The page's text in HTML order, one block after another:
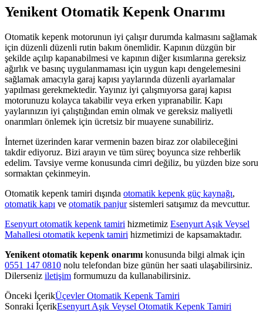
Yenikent Otomatik Kepenk Onarımı
Otomatik kepenk motorunun iyi çalışır durumda kalmasını sağlamak
için düzenli düzenli rutin bakım önemlidir. Kapının düzgün bir
şekilde açılıp kapanabilmesi ve kapının diğer kısımlarına gereksiz
ağırlık ve basınç uygulanmaması için uygun kapı dengelemesini
sağlamak amacıyla garaj kapısı yaylarında düzenli ayarlamalar
yapılması gerekmektedir. Yayınız iyi çalışmıyorsa garaj kapısı
motorunuzu kolayca takabilir veya erken yıpranabilir. Kapı
yaylarınızın iyi çalıştığından emin olmak ve gereksiz maliyetli
onarımları önlemek için ücretsiz bir muayene sunabiliriz.
İnternet üzerinden karar vermenin bazen biraz zor olabileceğini
takdir ediyoruz. Bizi arayın ve tüm süreç boyunca size rehberlik
edelim. Tavsiye verme konusunda cimri değiliz, bu yüzden bize soru
sormaktan çekinmeyin.
Otomatik kepenk tamiri dışında otomatik kepenk güç kaynağı,
otomatik kapı ve otomatik panjursistemleri satışımız da mevcuttur.
Esenyurt otomatik kepenk tamiri hizmetimiz Esenyurt Aşık Veysel
Mahallesi otomatik kepenk tamiri hizmetimizi de kapsamaktadır.
Yenikent otomatik kepenk onarımı konusunda bilgi almak için
0551 147 0810 nolu telefondan bize günün her saati ulaşabilirsiniz.
Dilerseniz iletişim formumuzu da kullanabilirsiniz.
Önceki İçerikÜçevler Otomatik Kepenk Tamiri
Sonraki İçerikEsenyurt Aşık Veysel Otomatik Kepenk Tamiri